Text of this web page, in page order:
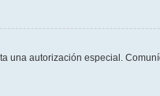
autorización especial.